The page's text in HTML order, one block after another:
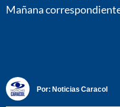
Mañana
Por: Noticias Caracol